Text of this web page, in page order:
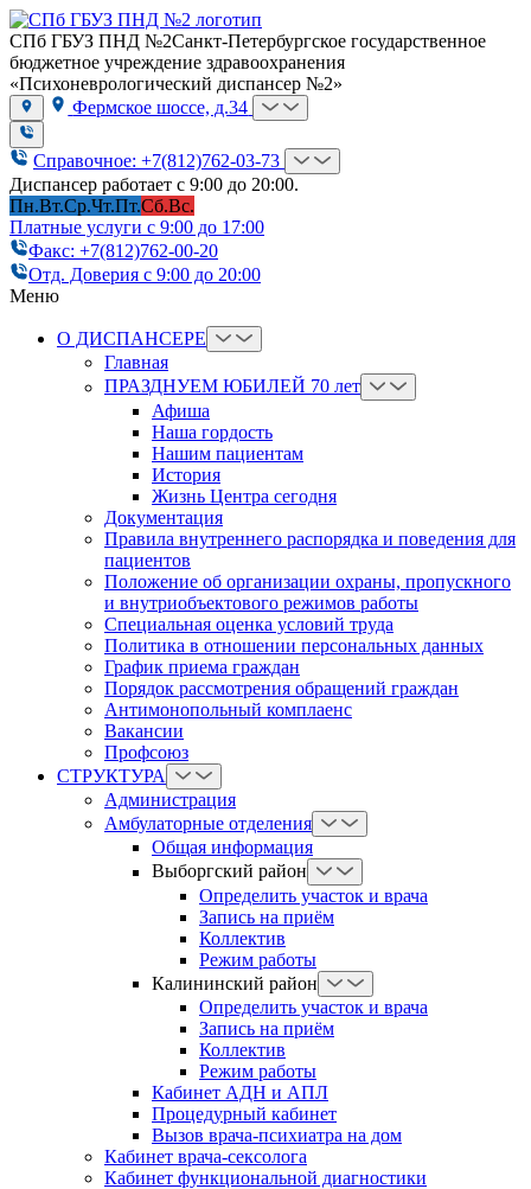
СПб ГБУЗ ПНД №2Санкт-Петербургское государственное
бюджетное учреждение здравоохранения
«Психоневрологический диспансер №2»
Фермское шоссе, д.34
Справочное: +7(812)762-03-73
Диспансер работает с 9:00 до 20:00.
Пн.Вт.Ср.Чт.Пт.Сб.Вс.
Платные услуги с 9:00 до 17:00
Факс: +7(812)762-00-20
Отд. Доверия с 9:00 до 20:00
Меню
О ДИСПАНСЕРЕ
Главная
ПРАЗДНУЕМ ЮБИЛЕЙ 70 лет
Афиша
Наша гордость
Нашим пациентам
История
Жизнь Центра сегодня
Документация
Правила внутреннего распорядка и поведения для
пациентов
Положение об организации охраны, пропускного
и внутриобъектового режимов работы
Cпециальная оценка условий труда
Политика в отношении персональных данных
График приема граждан
Порядок рассмотрения обращений граждан
Антимонопольный комплаенс
Вакансии
Профсоюз
СТРУКТУРА
Администрация
Амбулаторные отделения
Общая информация
Выборгский район
Определить участок и врача
Запись на приём
Коллектив
Режим работы
Калининский район
Определить участок и врача
Запись на приём
Коллектив
Режим работы
Кабинет АДН и АПЛ
Процедурный кабинет
Вызов врача-психиатра на дом
Кабинет врача-сексолога
Кабинет функциональной диагностики